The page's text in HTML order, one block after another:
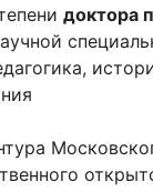
доктора